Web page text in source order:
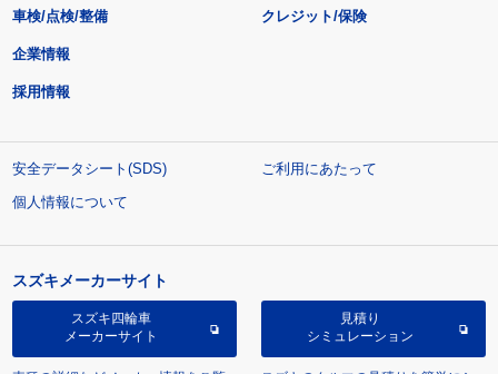
車検/点検/整備 クレジット/保険
企業情報
採用情報
安全データシート(SDS)
ご利用にあたって
個人情報について
スズキメーカーサイト
スズキ四輪車
メーカーサイト
見積り
シミュレーション